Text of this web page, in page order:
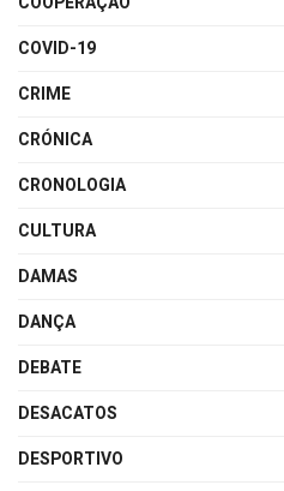
COVID-19
CRIME
CRÓNICA
CRONOLOGIA
CULTURA
DAMAS
DANÇA
DEBATE
DESACATOS
DESPORTIVO